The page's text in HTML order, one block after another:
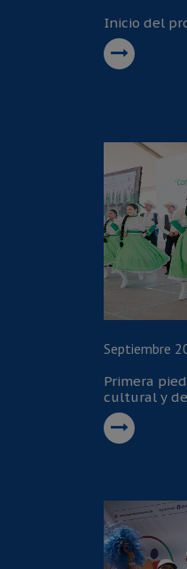
Inicio del
Septiembre
Primera
cultural y